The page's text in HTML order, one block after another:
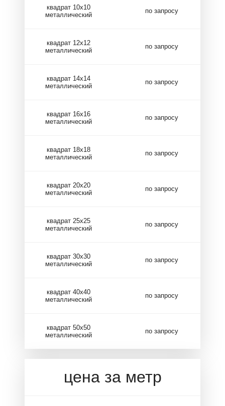
квадрат 10х10
металлический
по запросу
квадрат 12х12
металлический
по запросу
квадрат 14х14
металлический
по запросу
квадрат 16х16
металлический
по запросу
квадрат 18х18
металлический
по запросу
квадрат 20х20
металлический
по запросу
квадрат 25х25
металлический
по запросу
квадрат 30х30
металлический
по запросу
квадрат 40х40
металлический
по запросу
квадрат 50х50
металлический
по запросу
цена за метр